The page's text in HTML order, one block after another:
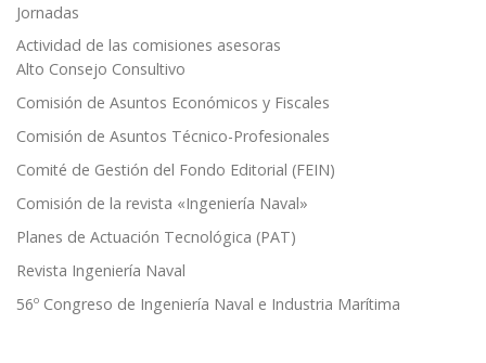
Jornadas
Actividad de las comisiones asesoras
Alto Consejo Consultivo
Comisión de Asuntos Económicos y Fiscales
Comisión de Asuntos Técnico-Profesionales
Comité de Gestión del Fondo Editorial (FEIN)
Comisión de la revista «Ingeniería Naval»
Planes de Actuación Tecnológica (PAT)
Revista Ingeniería Naval
56º Congreso de Ingeniería Naval e Industria Marítima